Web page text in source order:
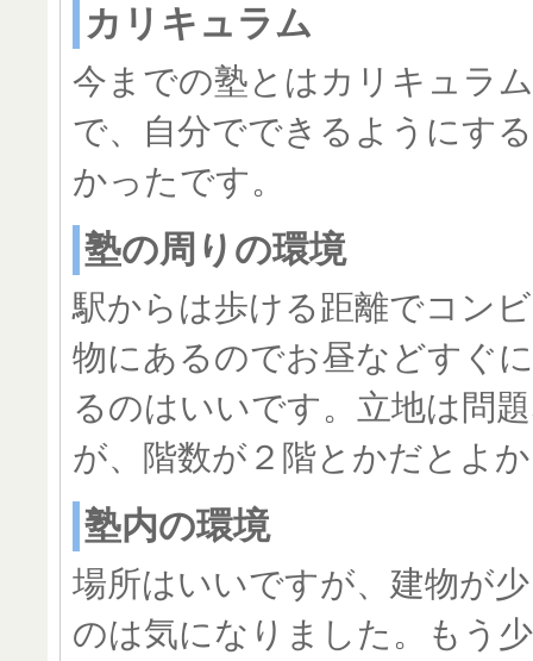
カリキュラム
今までの塾とはカリキュラ
で、自分でできるようにす
かったです。
塾の周りの環境
駅からは歩ける距離でコン
物にあるのでお昼などすぐ
るのはいいです。立地は問
が、階数が２階とかだとよ
塾内の環境
場所はいいですが、建物が
のは気になりました。もう